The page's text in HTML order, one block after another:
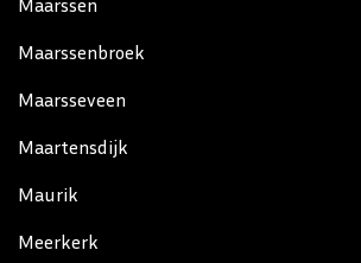
Maarssenbroek
Maarsseveen
Maartensdijk
Maurik
Meerkerk